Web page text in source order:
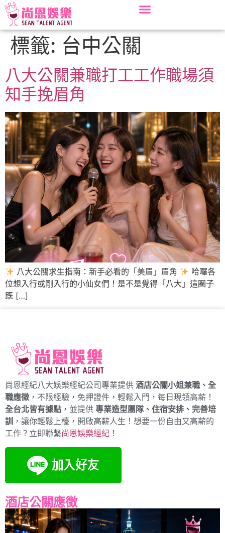
標籤: 台中公關
八大公關兼職打工工作職場須
知手挽眉角
八大公關求生指南：新手必看的「美眉」眉角
哈囉各
位想入行或剛入行的小仙女們！是不是覺得「八大」這圈子
既 […]
尚恩經紀八大娛樂經紀公司專業提供 酒店公關小姐兼職、全
職應徵 ，不限經驗，免押證件，輕鬆入門，每日現領高薪！
全台北皆有據點 ，並提供 專業造型團隊、住宿安排、完善培
訓
，讓你輕鬆上檯，開啟高薪人生！想要一份自由又高薪的
工作？立即聯繫尚恩娛樂經紀 ！
酒店公關應徵